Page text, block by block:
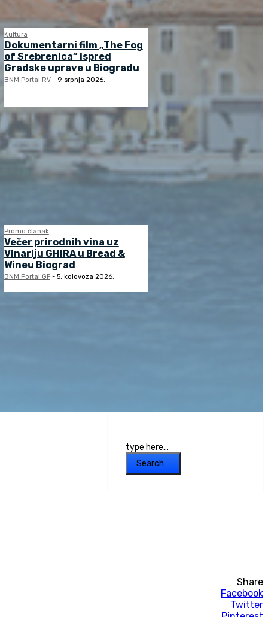
Kultura
Dokumentarni film „The Fog
of Srebrenica” ispred
Gradske uprave u Biogradu
BNM Portal RV - 9. srpnja 2026.
Promo članak
Večer prirodnih vina uz
Vinariju GHIRA u Bread &
Wineu Biograd
BNM Portal GF - 5. kolovoza 2026.
type here...
Search
Share
Facebook
Twitter